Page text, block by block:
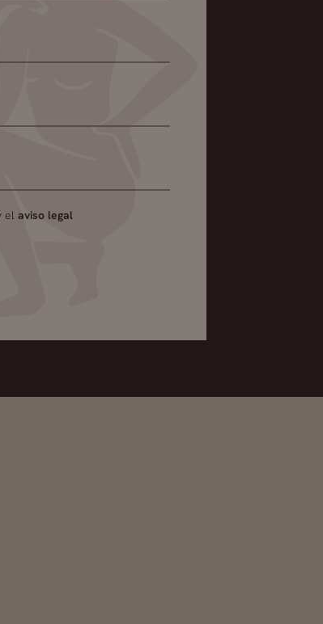
el aviso legal